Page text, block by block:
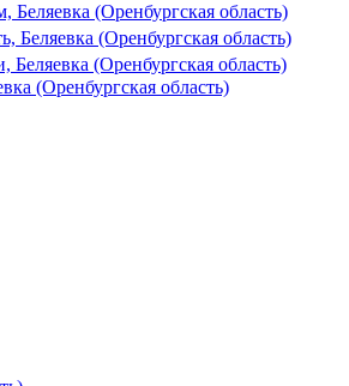
Беляевка (Оренбургская область)
Беляевка (Оренбургская область)
Беляевка (Оренбургская область)
(Оренбургская область)